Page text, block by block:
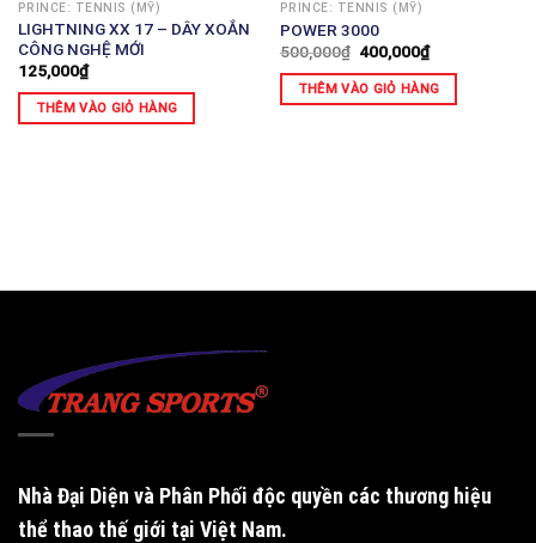
PRINCE: TENNIS (MỸ)
LIGHTNING XX 17 – DÂY XOẮN
CÔNG NGHỆ MỚI
125,000₫
THÊM VÀO GIỎ HÀNG
PRINCE: TENNIS (MỸ)
POWER 3000
500,000₫ 400,000₫
THÊM VÀO GIỎ HÀNG
Nhà Đại Diện và Phân Phối độc quyền các thương hiệu
thể thao thế giới tại Việt Nam.